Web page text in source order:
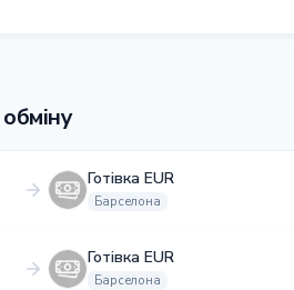
Готівка EUR
Барселона
Готівка EUR
Барселона